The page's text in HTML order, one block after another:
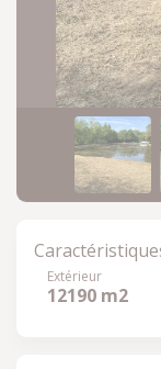
Extérieur
12190 m2